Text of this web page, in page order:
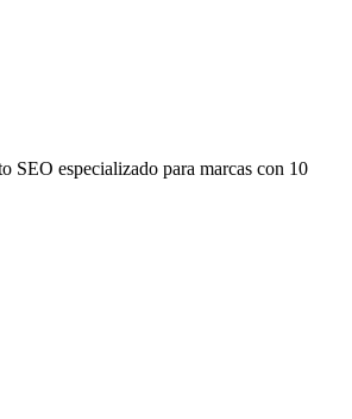
SEO especializado para marcas con 10